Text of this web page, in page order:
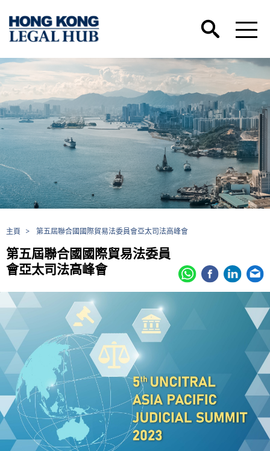
主頁 > 第五屆聯合國國際貿易法委員會亞太司法高峰會
第五屆聯合國國際貿易法委員
會亞太司法高峰會